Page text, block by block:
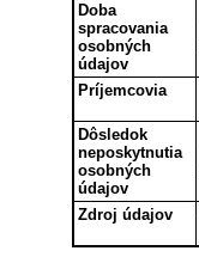
Doba
spracovania
osobných
údajov
Príjemcovia
Dôsledok
neposkytnutia
osobných
údajov
Zdroj údajov